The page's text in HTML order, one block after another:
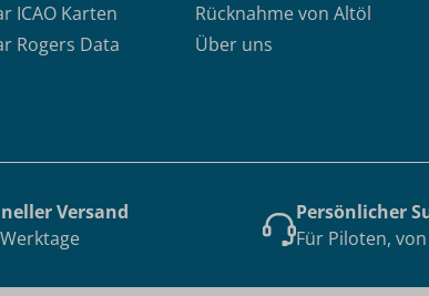
ICAO Karten
Rogers Data
Rücknahme von Altöl
Über uns
Versand
Persönlicher
Für Piloten,